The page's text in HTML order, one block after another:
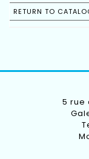
RETURN TO
5 rue